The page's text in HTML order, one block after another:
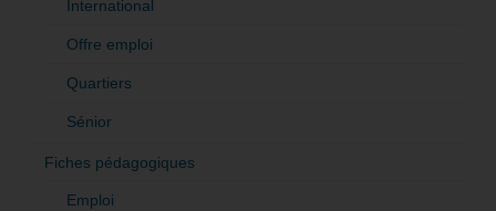
International
Offre emploi
Quartiers
Sénior
Fiches pédagogiques
Emploi